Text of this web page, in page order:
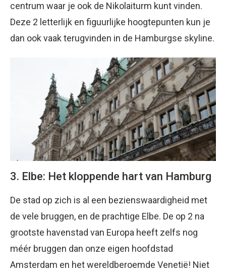
centrum waar je ook de Nikolaiturm kunt vinden.
Deze 2 letterlijk en figuurlijke hoogtepunten kun je
dan ook vaak terugvinden in de Hamburgse skyline.
3. Elbe: Het kloppende hart van Hamburg
De stad op zich is al een bezienswaardigheid met
de vele bruggen, en de prachtige Elbe. De op 2 na
grootste havenstad van Europa heeft zelfs nog
méér bruggen dan onze eigen hoofdstad
Amsterdam en het wereldberoemde Venetië! Niet